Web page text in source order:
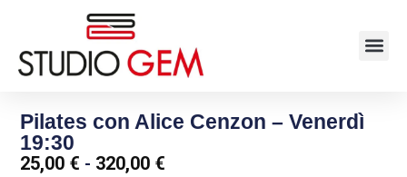
Pilates con Alice Cenzon – Venerdì
19:30
25,00 € - 320,00 €